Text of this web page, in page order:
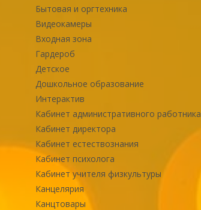
Бытовая и оргтехника
Видеокамеры
Входная зона
Гардероб
Детское
Дошкольное образование
Интерактив
Кабинет административного работника
Кабинет директора
Кабинет естествознания
Кабинет психолога
Кабинет учителя физкультуры
Канцелярия
Канцтовары